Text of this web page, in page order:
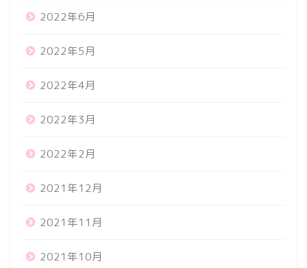
2022年6月
2022年5月
2022年4月
2022年3月
2022年2月
2021年12月
2021年11月
2021年10月